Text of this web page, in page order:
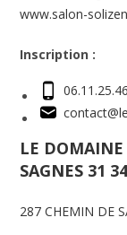
www.salon-
Inscription :
LE
SAGNES 31
287 CHEMIN DE